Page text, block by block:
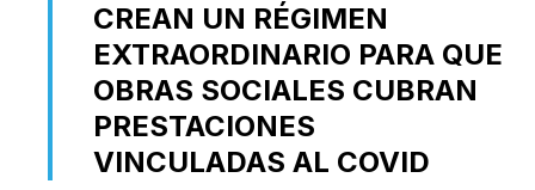
CREAN UN RÉGIMEN
EXTRAORDINARIO PARA QUE
OBRAS SOCIALES CUBRAN
PRESTACIONES
VINCULADAS AL COVID